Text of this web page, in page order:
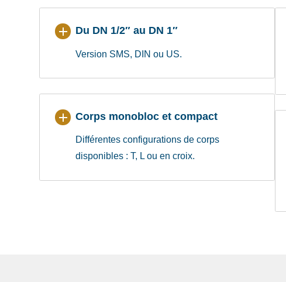
Du DN 1/2″ au DN 1″
Version SMS, DIN ou US.
Corps monobloc et compact
Différentes configurations de corps
disponibles : T, L ou en croix.